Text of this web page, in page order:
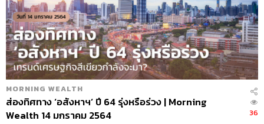
MORNING WEALTH
ส่องทิศทาง ‘อสังหาฯ’ ปี 64 รุ่งหรือร่วง | Morning
Wealth 14 มกราคม 2564
36